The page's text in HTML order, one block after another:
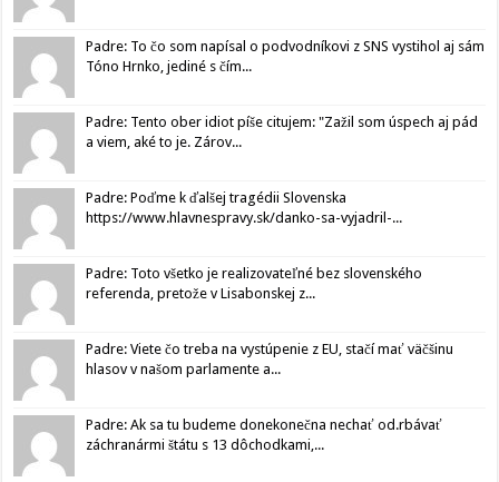
Padre: To čo som napísal o podvodníkovi z SNS vystihol aj sám
Tóno Hrnko, jediné s čím...
Padre: Tento ober idiot píše citujem: "Zažil som úspech aj pád
a viem, aké to je. Zárov...
Padre: Poďme k ďalšej tragédii Slovenska
https://www.hlavnespravy.sk/danko-sa-vyjadril-...
Padre: Toto všetko je realizovateľné bez slovenského
referenda, pretože v Lisabonskej z...
Padre: Viete čo treba na vystúpenie z EU, stačí mať väčšinu
hlasov v našom parlamente a...
Padre: Ak sa tu budeme donekonečna nechať od.rbávať
záchranármi štátu s 13 dôchodkami,...